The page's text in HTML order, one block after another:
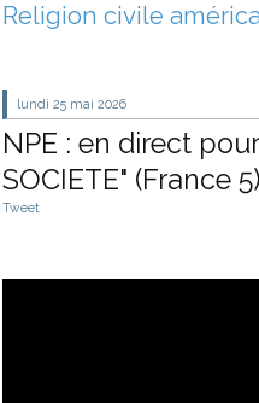
Religion civile
lundi 25 mai 2026
NPE : en direct
SOCIETE" (France 5)
Tweet